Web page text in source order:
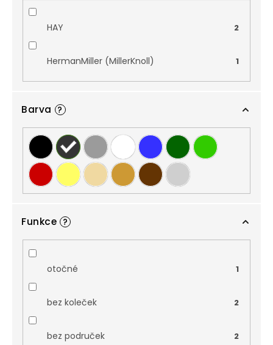
HAY 2
HermanMiller (MillerKnoll) 1
Barva ?
Funkce ?
otočné 1
bez koleček 2
bez područek 2